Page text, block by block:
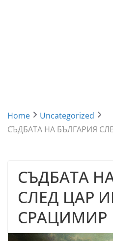
Home
Uncategorized
СЪДБАТА НА БЪЛГАРИЯ
СЪДБАТА
СЛЕД ЦАР
СРАЦИМИР